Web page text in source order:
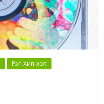
Рэп Хип-хоп